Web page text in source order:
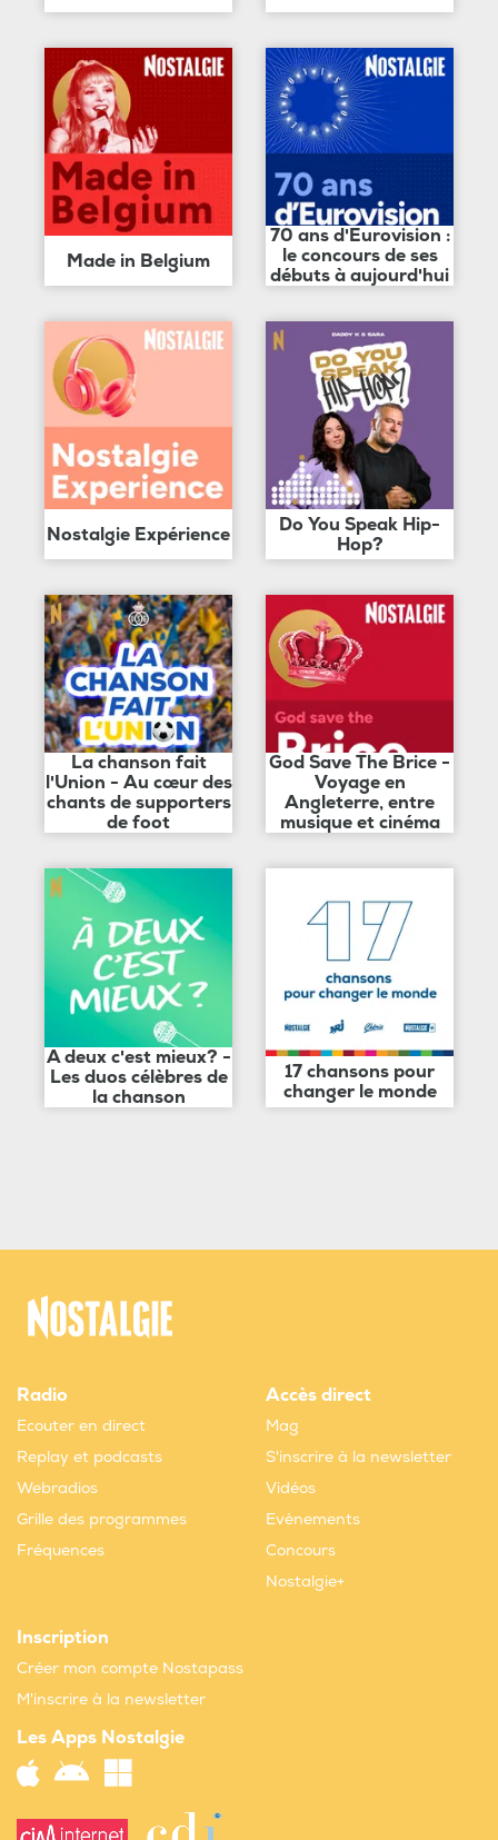
Made in Belgium
70 ans d'Eurovision :
le concours de ses
débuts à aujourd'hui
Nostalgie Expérience
Do You Speak Hip-
Hop?
La chanson fait
l'Union - Au cœur des
chants de supporters
de foot
God Save The Brice -
Voyage en
Angleterre, entre
musique et cinéma
A deux c'est mieux? -
Les duos célèbres de
la chanson
17 chansons pour
changer le monde
Radio
Ecouter en direct
Replay et podcasts
Webradios
Grille des programmes
Fréquences
Accès direct
Mag
S'inscrire à la newsletter
Vidéos
Evènements
Concours
Nostalgie+
Inscription
Créer mon compte Nostapass
M'inscrire à la newsletter
Les Apps Nostalgie